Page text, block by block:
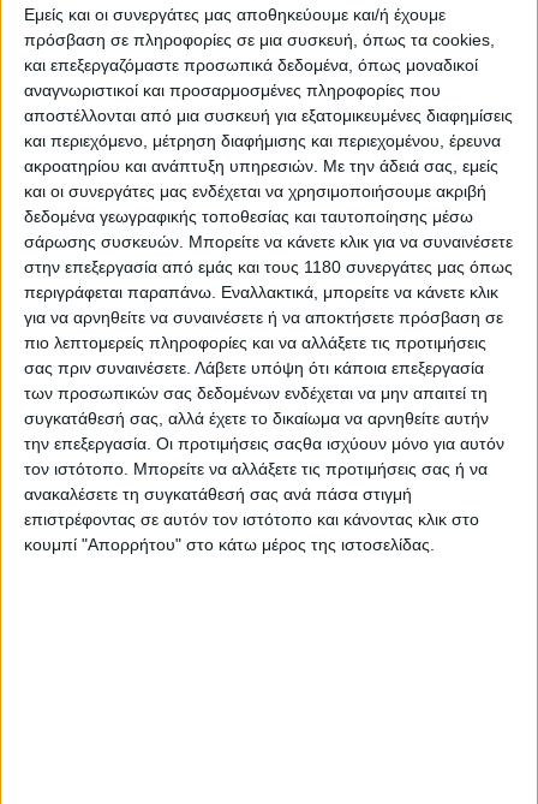
Εμείς και οι συνεργάτες μας αποθηκεύουμε και/ή έχουμε
πρόσβαση σε πληροφορίες σε μια συσκευή, όπως τα cookies,
και επεξεργαζόμαστε προσωπικά δεδομένα, όπως μοναδικοί
αναγνωριστικοί και προσαρμοσμένες πληροφορίες που
αποστέλλονται από μια συσκευή για εξατομικευμένες διαφημίσεις
και περιεχόμενο, μέτρηση διαφήμισης και περιεχομένου, έρευνα
ακροατηρίου και ανάπτυξη υπηρεσιών. Με την άδειά σας, εμείς
και οι συνεργάτες μας ενδέχεται να χρησιμοποιήσουμε ακριβή
δεδομένα γεωγραφικής τοποθεσίας και ταυτοποίησης μέσω
σάρωσης συσκευών. Μπορείτε να κάνετε κλικ για να συναινέσετε
στην επεξεργασία από εμάς και τους 1180 συνεργάτες μας όπως
περιγράφεται παραπάνω. Εναλλακτικά, μπορείτε να κάνετε κλικ
για να αρνηθείτε να συναινέσετε ή να αποκτήσετε πρόσβαση σε
πιο λεπτομερείς πληροφορίες και να αλλάξετε τις προτιμήσεις
σας πριν συναινέσετε. Λάβετε υπόψη ότι κάποια επεξεργασία
των προσωπικών σας δεδομένων ενδέχεται να μην απαιτεί τη
συγκατάθεσή σας, αλλά έχετε το δικαίωμα να αρνηθείτε αυτήν
την επεξεργασία. Οι προτιμήσεις σαςθα ισχύουν μόνο για αυτόν
τον ιστότοπο. Μπορείτε να αλλάξετε τις προτιμήσεις σας ή να
ανακαλέσετε τη συγκατάθεσή σας ανά πάσα στιγμή
επιστρέφοντας σε αυτόν τον ιστότοπο και κάνοντας κλικ στο
κουμπί "Απορρήτου" στο κάτω μέρος της ιστοσελίδας.